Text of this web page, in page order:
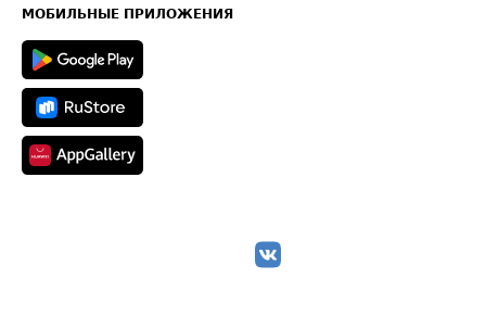
Техническая информация
МОБИЛЬНЫЕ ПРИЛОЖЕНИЯ